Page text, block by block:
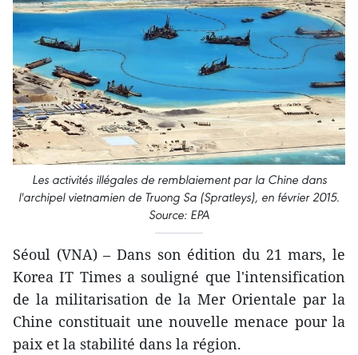
Les activités illégales de remblaiement par la Chine dans
l'archipel vietnamien de Truong Sa (Spratleys), en février 2015.
Source: EPA
Séoul (VNA) – Dans son édition du 21 mars, le
Korea IT Times a souligné que l'intensification
de la militarisation de la Mer Orientale par la
Chine constituait une nouvelle menace pour la
paix et la stabilité dans la région.